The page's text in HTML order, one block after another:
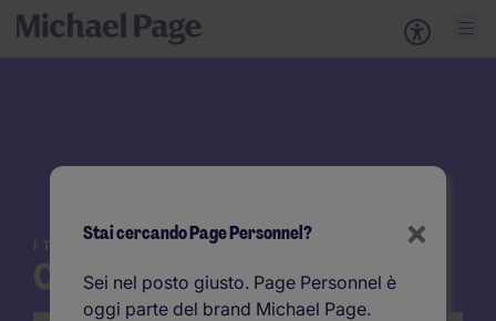
Contatta Michael Page
ITALIA ×
Stai cercando Page Personnel?
Sei nel posto giusto. Page Personnel è
oggi parte del brand Michael Page.